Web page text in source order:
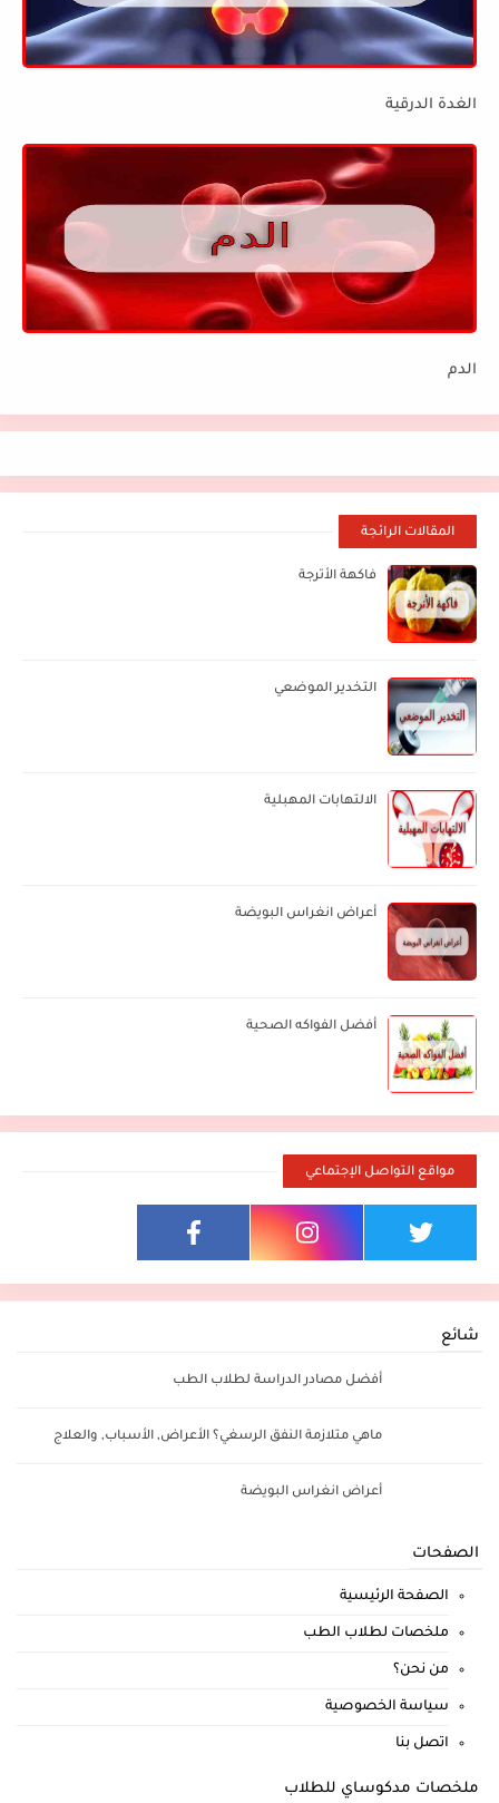
الغدة الدرقية
الدم
المقالات الرائجة
فاكهة الأترجة
التخدير الموضعي
الالتهابات المهبلية
أعراض انغراس البويضة
أفضل الفواكه الصحية
مواقع التواصل الإجتماعي
شائع
أفضل مصادر الدراسة لطلاب الطب
ماهي متلازمة النفق الرسغي؟ الأعراض, الأسباب, والعلاج
أعراض انغراس البويضة
الصفحات
الصفحة الرئيسية
ملخصات لطلاب الطب
من نحن؟
سياسة الخصوصية
اتصل بنا
ملخصات مدكوساي للطلاب